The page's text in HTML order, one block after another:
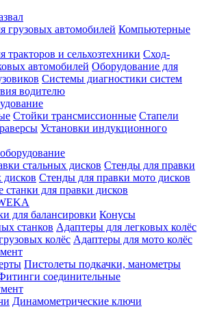
грузовых автомобилей Компьютерные
тракторов и сельхозтехники Сход-
автомобилей Оборудование для
Системы диагностики систем
водителю
Стойки трансмиссионные Стапели
Установки индукционного
стальных дисков Стенды для правки
дисков Стенды для правки мото дисков
станки для правки дисков
для балансировки Конусы
станков Адаптеры для легковых колёс
колёс Адаптеры для мото колёс
Пистолеты подкачки, манометры
соединительные
Динамометрические ключи